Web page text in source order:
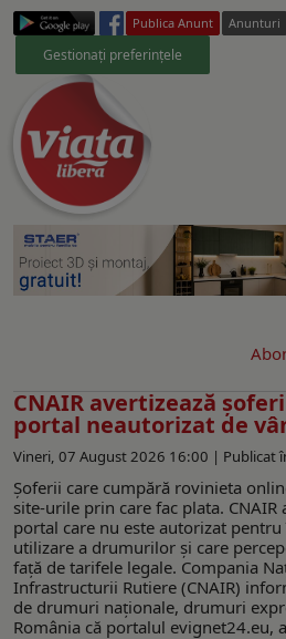
Publica Anunt Anunturi
Gestionați preferințele
CNAIR avertizează
portal neautorizat de
Vineri, 07 August 2026 16:00 | Publicat
Șoferii care cumpără rovinieta
site-urile prin care fac plata.
portal care nu este autorizat
utilizare a drumurilor și care
față de tarifele legale. Compania
Infrastructurii Rutiere (CNAIR)
de drumuri naționale, drumuri
România că portalul evignet24.eu,